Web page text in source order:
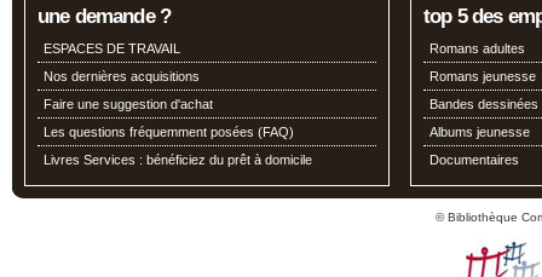
une demande ?
ESPACES DE TRAVAIL
Nos dernières acquisitions
Faire une suggestion d'achat
Les questions fréquemment posées (FAQ)
Livres Services : bénéficiez du prêt à domicile
top 5 des
Romans adultes
Romans jeunesse
Bandes dessinées
Albums jeunesse
Documentaires
© Bibliothèque